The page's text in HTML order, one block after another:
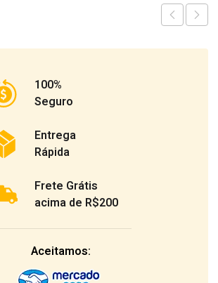
100%
Seguro
Entrega
Rápida
Frete Grátis
acima de R$200
Aceitamos: